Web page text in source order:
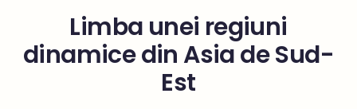
Limba unei regiuni
dinamice din Asia de Sud-
Est